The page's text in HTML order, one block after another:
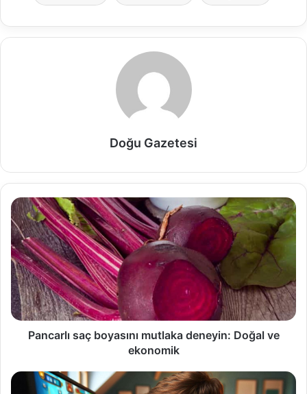
Doğu Gazetesi
Pancarlı saç boyasını mutlaka deneyin: Doğal ve
ekonomik